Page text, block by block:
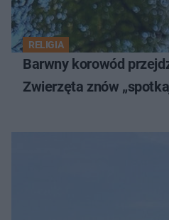
RELIGIA
Barwny korowód
Zwierzęta znów